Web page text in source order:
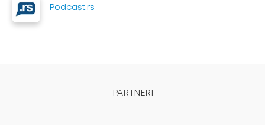
Podcast.rs
PARTNERI